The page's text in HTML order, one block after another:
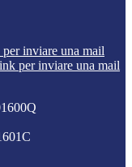
inviare una mail
per inviare una mail